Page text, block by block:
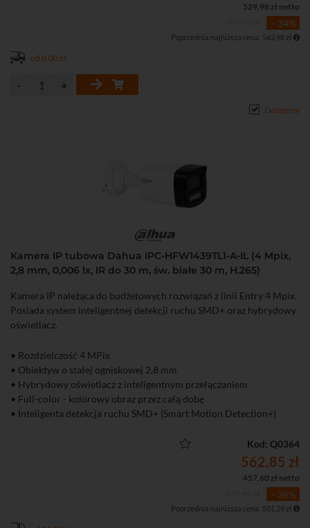
529,98 zł netto
- 34%
Poprzednia najniższa cena: 562,98 zł
od 0,00 zł
Dostępny
Kamera IP tubowa Dahua IPC-HFW1439TL1-A-IL (4 Mpix,
2,8 mm, 0,006 lx, IR do 30 m, św. białe 30 m, H.265)
Kamera IP należąca do budżetowych rozwiązań z linii Entry 4 Mpix.
Posiada system inteligentnej detekcji ruchu SMD+ oraz hybrydowy
oświetlacz.
• Rozdzielczość 4 MPix
• Obiektyw o stałej ogniskowej 2,8 mm
• Hybrydowy oświetlacz z inteligentnym przełączaniem
• Full-color - kolorowy obraz przez całą dobę
• Inteligenta detekcja ruchu SMD+ (Smart Motion Detection+)
• Funkcje obrazu: WDR 120 dB, 3D-DNR, ROI, BLC, HLC, trybKod: Q0364
562,85 zł
457,60 zł netto
- 36%
Poprzednia najniższa cena: 501,29 zł